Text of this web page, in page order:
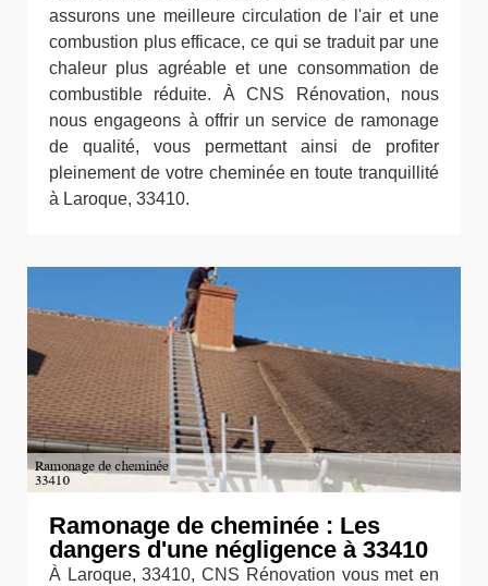
assurons une meilleure circulation de l'air et une
combustion plus efficace, ce qui se traduit par une
chaleur plus agréable et une consommation de
combustible réduite. À CNS Rénovation, nous
nous engageons à offrir un service de ramonage
de qualité, vous permettant ainsi de profiter
pleinement de votre cheminée en toute tranquillité
à Laroque, 33410.
Ramonage de cheminée : Les
dangers d'une négligence à 33410
À Laroque, 33410, CNS Rénovation vous met en